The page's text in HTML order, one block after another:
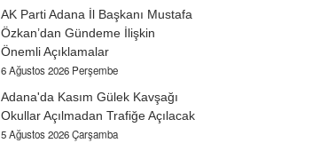
AK Parti Adana İl Başkanı Mustafa
Özkan’dan Gündeme İlişkin
Önemli Açıklamalar
6 Ağustos 2026 Perşembe
Adana'da Kasım Gülek Kavşağı
Okullar Açılmadan Trafiğe Açılacak
5 Ağustos 2026 Çarşamba